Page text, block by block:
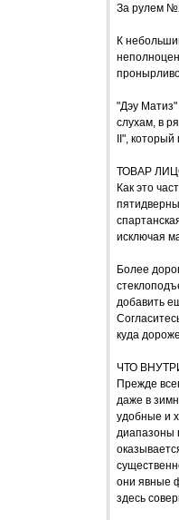
За рулем
К
"Дэу Матиз"
слухам, в
II",
ТОВАР
Как это
исключая
Более
добавить
куда
ЧТО
Прежде
даже в
удобные и
диапазоны
они явные
здесь